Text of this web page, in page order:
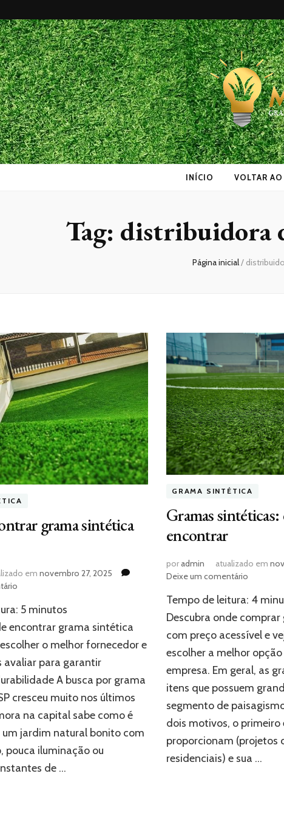
Gramas INÍCIO VOLTAR
Tag: distribuidora
Página inicial/
grama sintética
em novembro 27, 2025
encontrar
grama
em
SP?
5 minutos
encontrar grama sintética
o melhor fornecedor e
avaliar para garantir
A busca por grama
cresceu muito nos últimos
na capital sabe como é
jardim natural bonito com
pouca iluminação ou
de …
GRAMA SINTÉTICA
Gramas
encontrar
poradmin atualizado em
Deixe um comentárioem
descubra
onde
encontrar
Tempo de leitura: 4
Descubra onde
com preço acessível e
escolher a melhor
empresa. Em geral, as
itens que possuem
segmento de
dois motivos, o primeiro
proporcionam (projetos
residenciais) e sua …